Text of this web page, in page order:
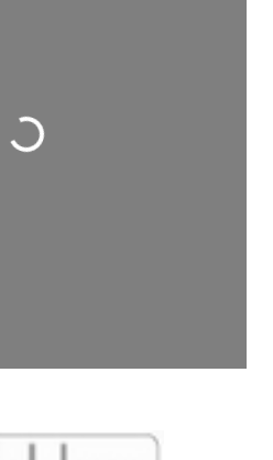
Wird geladen …